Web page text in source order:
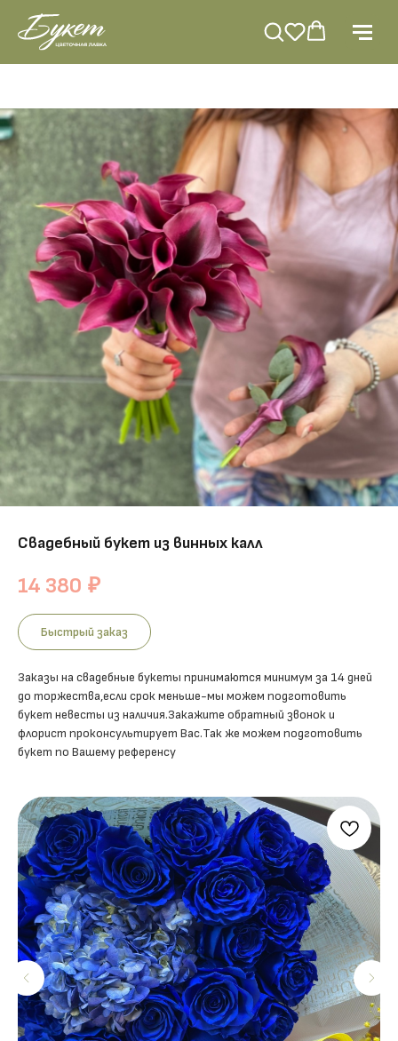
Свадебный букет из винных калл
14 380 ₽
Быстрый заказ
Заказы на свадебные букеты принимаются минимум за 14 дней
до торжества,если срок меньше-мы можем подготовить
букет невесты из наличия.Закажите обратный звонок и
флорист проконсультирует Вас.Так же можем подготовить
букет по Вашему референсу